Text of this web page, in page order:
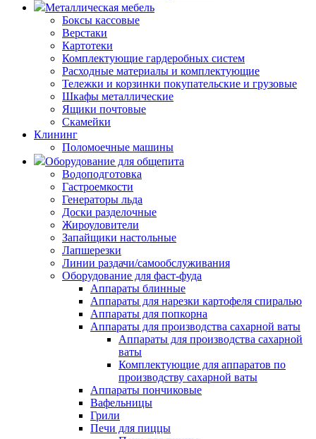
Металлическая мебель
Боксы кассовые
Верстаки
Картотеки
Комплектующие гардеробных систем
Расходные материалы и комплектующие
Тележки и корзинки покупательские и грузовые
Шкафы металлические
Ящики почтовые
Скамейки
Клининг
Поломоечные машины
Оборудование для общепита
Водоподготовка
Гастроемкости
Генераторы льда
Доски разделочные
Жироуловители
Запайщики настольные
Лапшерезки
Линии раздачи/самообслуживания
Оборудование для фаст-фуда
Аппараты блинные
Аппараты для нарезки картофеля спиралью
Аппараты для попкорна
Аппараты для производства сахарной ваты
Аппараты для производства сахарной
ваты
Комплектующие для аппаратов по
производству сахарной ваты
Аппараты пончиковые
Вафельницы
Грили
Печи для пиццы